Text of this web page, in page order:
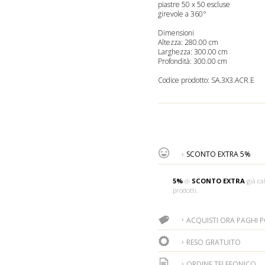
piastre 50 x 50 escluse
girevole a 360°
Dimensioni
Altezza: 280.00 cm
Larghezza: 300.00 cm
Profondità: 300.00 cm
Codice prodotto: SA.3X3.ACR.E
SCONTO EXTRA 5%
5%di SCONTO EXTRAgià
prodotti.
ACQUISTI ORA PAGHI
RESO GRATUITO